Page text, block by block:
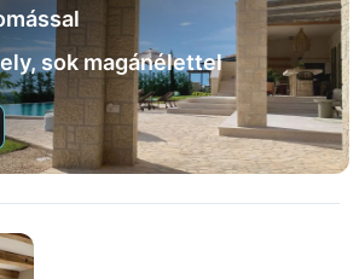
sok magánélettel